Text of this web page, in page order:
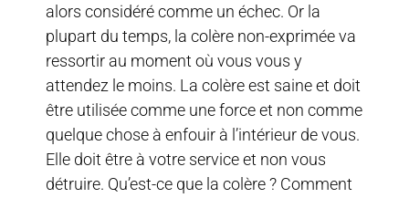
alors considéré comme un échec. Or la
plupart du temps, la colère non-exprimée va
ressortir au moment où vous vous y
attendez le moins. La colère est saine et doit
être utilisée comme une force et non comme
quelque chose à enfouir à l’intérieur de vous.
Elle doit être à votre service et non vous
détruire. Qu’est-ce que la colère ? Comment